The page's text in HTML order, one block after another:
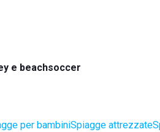
e beachsoccer
per bambiniSpiagge attrezzate